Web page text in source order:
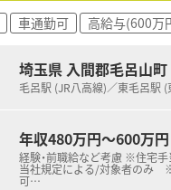
■ 正社員としての雇用と
■ 自宅通勤を希望する場
■ 年間休日数が約120日
【勤務実態について】
■ 所定労働時間による変
■ 残業時間は月平均で
■ 業界内でも離職率が約
車通勤可 高給与(600万
埼玉県 入間郡毛呂山町
毛呂駅 (JR八高線)／東毛呂駅 (
年収480万円～600万円
経験・前職給など考慮 ※住宅手
当社規定による/対象者のみ
可…